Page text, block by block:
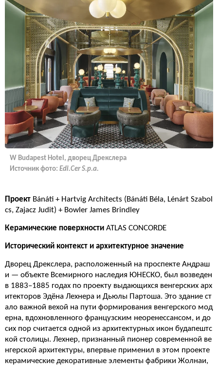
W Budapest Hotel, дворец Дрекслера
Источник фото: Edi.Cer S.p.a.
Проект Bánáti + Hartvig Architects (Bánáti Béla, Lénárt Szabol
cs, Zajacz Judit) + Bowler James Brindley
Керамические поверхности ATLAS CONCORDE
Исторический контекст и архитектурное значение
Дворец Дрекслера, расположенный на проспекте Андраш
и — объекте Всемирного наследия ЮНЕСКО, был возведен
в 1883–1885 годах по проекту выдающихся венгерских арх
итекторов Эдёна Лехнера и Дьюлы Партоша. Это здание ст
ало важной вехой на пути формирования венгерского мод
ерна, вдохновленного французским неоренессансом, и до
сих пор считается одной из архитектурных икон будапештс
кой столицы. Лехнер, признанный пионер современной ве
нгерской архитектуры, впервые применил в этом проекте
керамические декоративные элементы фабрики Жолнаи,